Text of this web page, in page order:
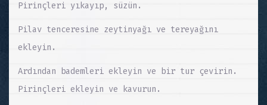
Pirinçleri yıkayıp, süzün.
Pilav tenceresine zeytinyağı ve tereyağını
ekleyin.
Ardından bademleri ekleyin ve bir tur çevirin.
Pirinçleri ekleyin ve kavurun.